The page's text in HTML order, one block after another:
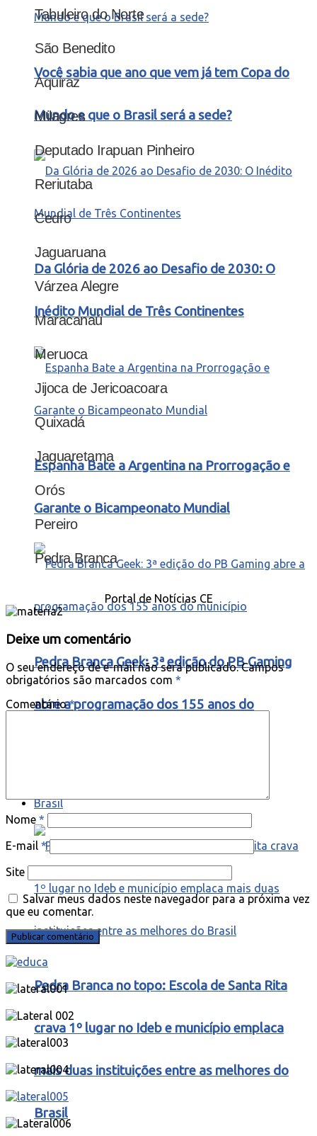
Você sabia que ano que vem já tem Copa do
Mundo e que o Brasil será a sede?
Da Glória de 2026 ao Desafio de 2030: O
Inédito Mundial de Três Continentes
Espanha Bate a Argentina na Prorrogação e
Garante o Bicampeonato Mundial
Pedra Branca Geek: 3ª edição do PB Gaming
abre a programação dos 155 anos do
Brasil
Pedra Branca no topo: Escola de Santa Rita
crava 1º lugar no Ideb e município emplaca
mais duas instituições entre as melhores do
Brasil
Tabuleiro do Norte
São Benedito
Aquiraz
Milagres
Deputado Irapuan Pinheiro
Reriutaba
Cedro
Jaguaruana
Várzea Alegre
Maracanaú
Meruoca
Jijoca de Jericoacoara
Quixadá
Jaguaretama
Orós
Pereiro
Pedra Branca
Portal de Notícias CE
Deixe um comentário
O seu endereço de e-mail não será publicado. Campos
obrigatórios são marcados com *
Comentário*
Nome *
E-mail *
Site
Salvar meus dados neste navegador para a próxima vez
que eu comentar.